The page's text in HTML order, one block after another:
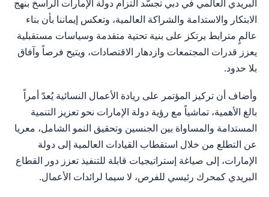
البريدي العالمي في دبي تجسّد التزام دولة الإمارات الراسخ بنهج
الابتكار والاستدامة والشراكة العالمية، وتعكس إيماننا بأن بناء
عالمٍ مترابط يرتكز على بنية تحتية متقدمة وسياسات مستقبلية
يعزز قدرات المجتمعات وازدهار الاقتصادات، ويتيح فرصاً وآفاق
بلا حدود.
وأضاف أن تركيز المؤتمر على ريادة الأعمال النسائية يُعدّ أمراً
بالغ الأهمية، تماشياً مع رؤية دولة الإمارات نحو تعزيز التنمية
المستدامة والمساواة بين الجنسين وتحقيق النمو الشامل، معريا
عن التطلع من خلال استقطاب القيادات العالمية إلى دولة
الإمارات، إلى صياغة إستراتيجيات قابلة للتنفيذ تعزز دور القطاع
البريدي كمحرك رئيسي للفرص، لا سيما لرائدات الأعمال.